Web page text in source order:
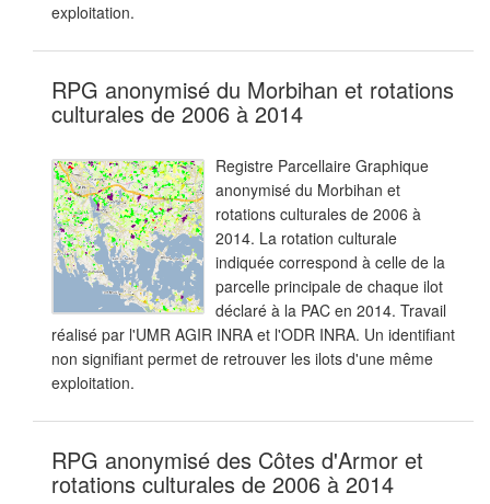
exploitation.
RPG anonymisé du Morbihan et rotations
culturales de 2006 à 2014
Registre Parcellaire Graphique
anonymisé du Morbihan et
rotations culturales de 2006 à
2014. La rotation culturale
indiquée correspond à celle de la
parcelle principale de chaque ilot
déclaré à la PAC en 2014. Travail
réalisé par l'UMR AGIR INRA et l'ODR INRA. Un identifiant
non signifiant permet de retrouver les ilots d'une même
exploitation.
RPG anonymisé des Côtes d'Armor et
rotations culturales de 2006 à 2014